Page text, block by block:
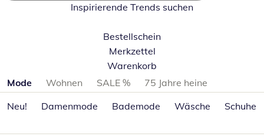
Inspirierende Trends suchen
Bestellschein
Merkzettel
Warenkorb
Produktkategorien überspringen
Mode Wohnen SALE %
75 Jahre heine
Neu!
Damenmode Bademode Wäsche Schuhe